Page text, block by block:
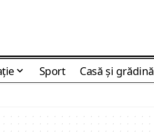
Sport Casă şi grădină